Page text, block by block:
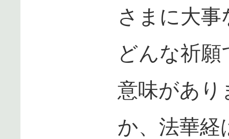
さまに大
どんな祈
意味があり
か、法華